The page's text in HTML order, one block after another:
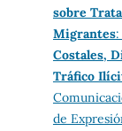
sobre
Migrantes:
Costales,
Tráfico
de